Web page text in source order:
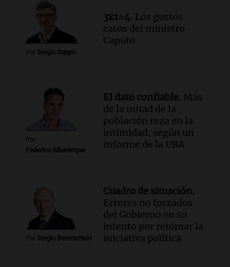
qué crece el consumo de alimentos con
proteínas
Una mañana para todos
Episodios
Audio.Investigan un asalto millonario a
Panorama Federal
Episodios
Por Sergio Suppo
3x1=4. Los gustos
caros del ministro
Caputo
Por
Federico Albarenque
El dato confiable. Más
de la mitad de la
población reza en la
intimidad, según un
informe de la UBA
Por Sergio Berensztein
Cuadro de situación.
Errores no forzados
del Gobierno en su
intento por retomar la
iniciativa política